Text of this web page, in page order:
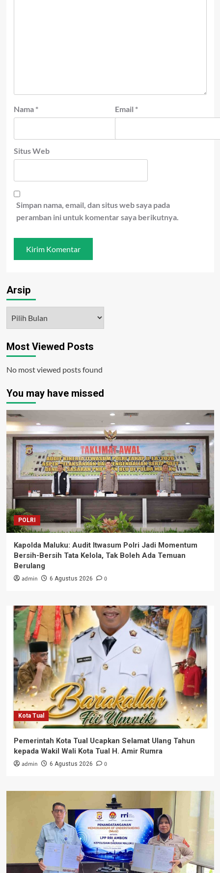
Nama * Email *
Situs Web
Simpan nama, email, dan situs web saya pada
peramban ini untuk komentar saya berikutnya.
Arsip
Most Viewed Posts
No most viewed posts found
You may have missed
POLRI
Kapolda Maluku: Audit Itwasum Polri Jadi Momentum
Bersih-Bersih Tata Kelola, Tak Boleh Ada Temuan
Berulang
admin 6 Agustus 2026 0
Kota Tual
Pemerintah Kota Tual Ucapkan Selamat Ulang Tahun
kepada Wakil Wali Kota Tual H. Amir Rumra
admin 6 Agustus 2026 0